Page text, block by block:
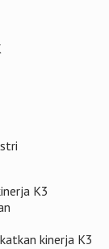
K3
kinerja K3